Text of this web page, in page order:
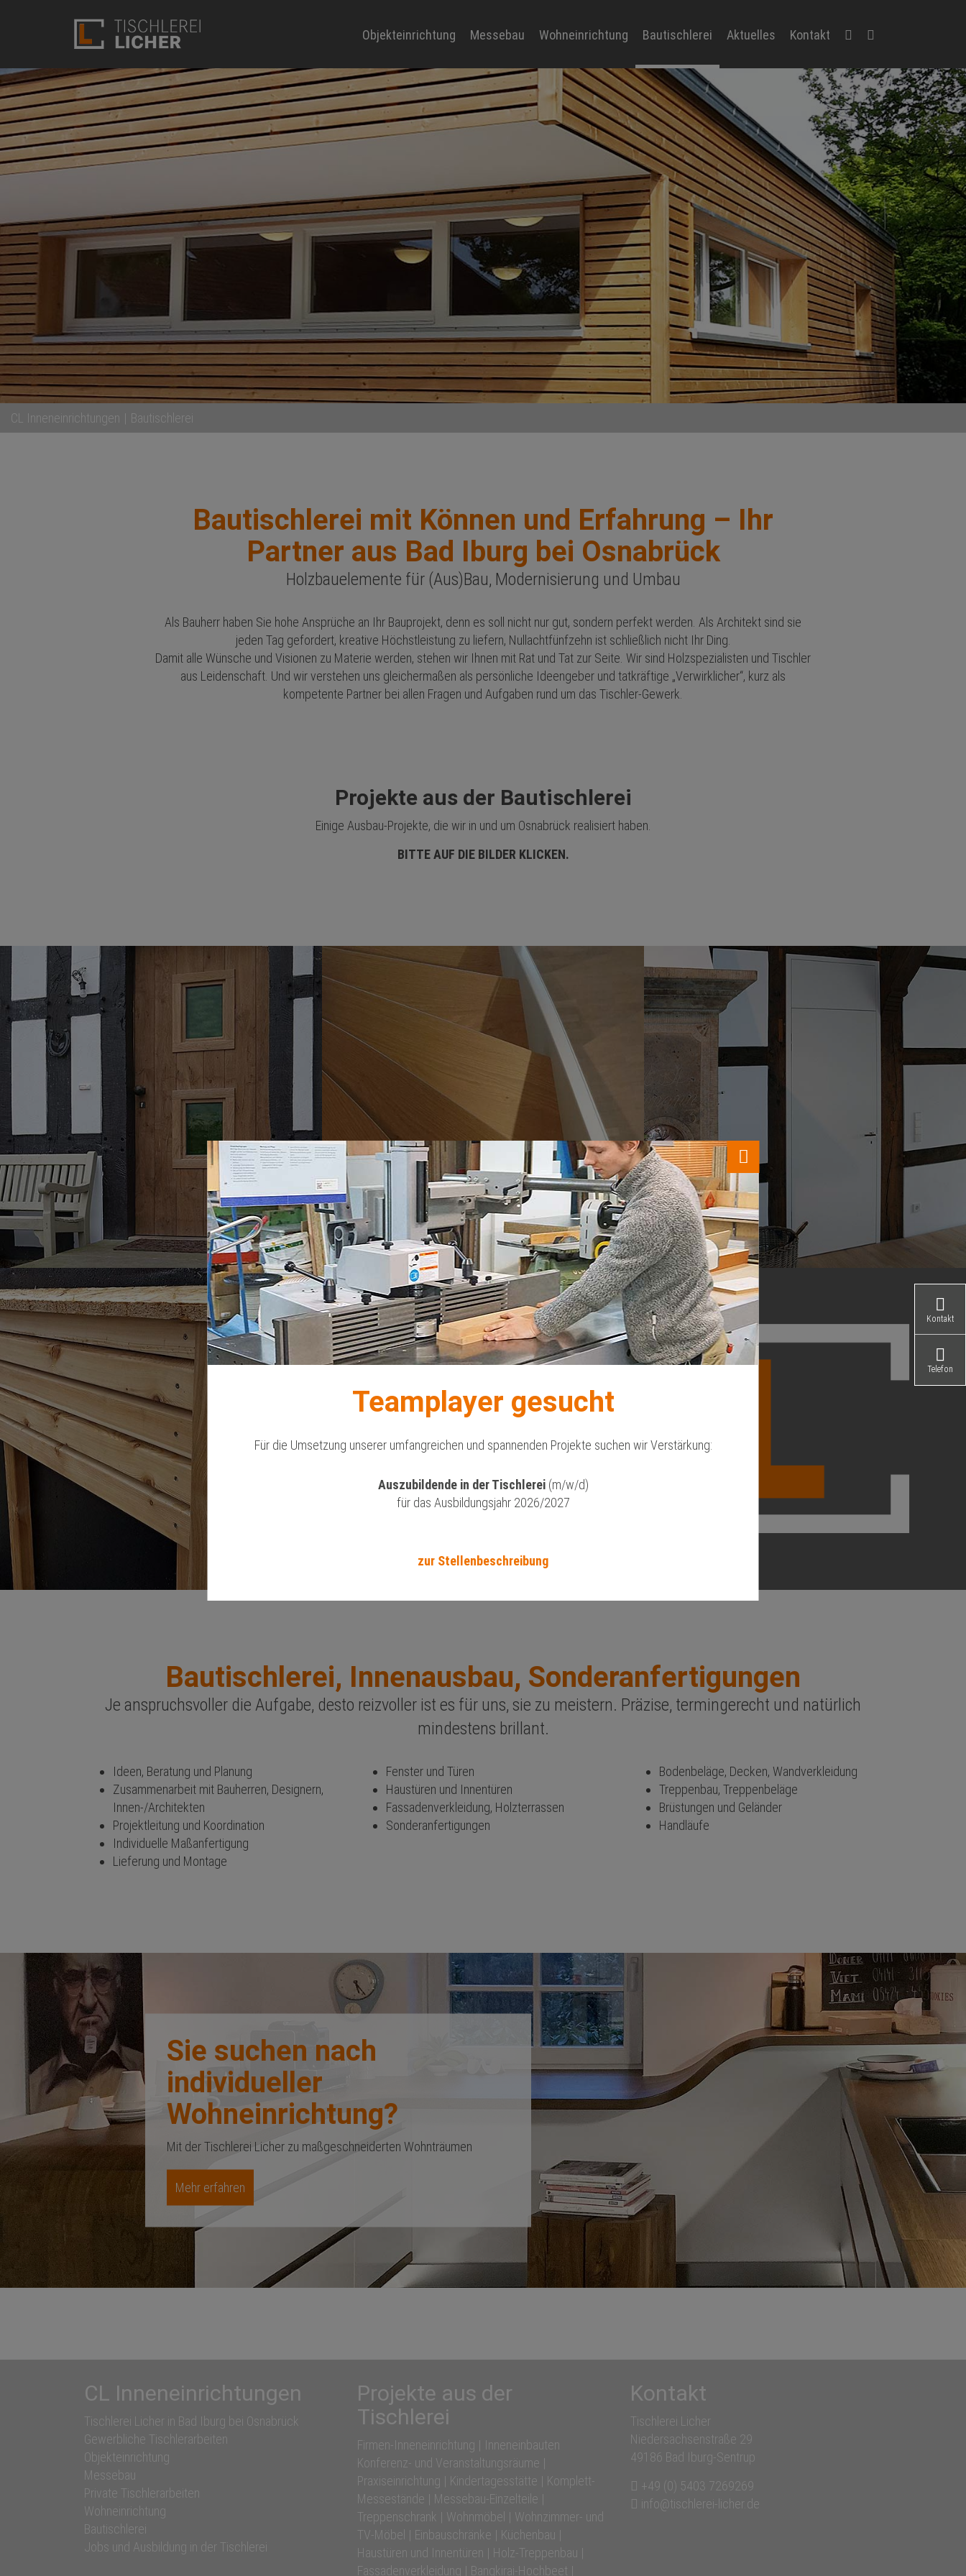
Objekteinrichtung Messebau Wohneinrichtung Bautischlerei Aktuelles Kontakt
CL Inneneinrichtungen Bautischlerei
Bautischlerei mit Können und Erfahrung – Ihr
Partner aus Bad Iburg bei Osnabrück
Holzbauelemente für (Aus)Bau, Modernisierung und Umbau
Als Bauherr haben Sie hohe Ansprüche an Ihr Bauprojekt, denn es soll nicht nur gut, sondern perfekt werden. Als Architekt sind sie
jeden Tag gefordert, kreative Höchstleistung zu liefern, Nullachtfünfzehn ist schließlich nicht Ihr Ding.
Damit alle Wünsche und Visionen zu Materie werden, stehen wir Ihnen mit Rat und Tat zur Seite. Wir sind Holzspezialisten und Tischler
aus Leidenschaft. Und wir verstehen uns gleichermaßen als persönliche Ideengeber und tatkräftige „Verwirklicher“, kurz als
kompetente Partner bei allen Fragen und Aufgaben rund um das Tischler-Gewerk.
Projekte aus der Bautischlerei
Einige Ausbau-Projekte, die wir in und um Osnabrück realisiert haben.
BITTE AUF DIE BILDER KLICKEN.
Individuell angefertigte
Haustüren vom Tischler
Treppenanlagen aus Holz in
Verbindung mit Glas und Metall
Innentüren aus der Tischlerei für
mehr Wohnlichkeit
Fassadenverkleidung in
Georgsmarienhütte – modern und
rustikal
Sonderanfertigung nach
Bautischlerei, Innenausbau, Sonderanfertigungen
Je anspruchsvoller die Aufgabe, desto reizvoller ist es für uns, sie zu meistern. Präzise, termingerecht und natürlich
mindestens brillant.
Ideen, Beratung und Planung
Zusammenarbeit mit Bauherren, Designern,
Innen-/Architekten
Projektleitung und Koordination
Individuelle Maßanfertigung
Lieferung und Montage
Fenster und Türen
Haustüren und Innentüren
Fassadenverkleidung, Holzterrassen
Sonderanfertigungen
Bodenbeläge, Decken, Wandverkleidung
Treppenbau, Treppenbeläge
Brüstungen und Geländer
Handläufe
Sie suchen nach
individueller
Wohneinrichtung?
Mit der Tischlerei Licher zu maßgeschneiderten Wohnträumen
Mehr erfahren
CL Inneneinrichtungen
Tischlerei Licher in Bad Iburg bei Osnabrück
Gewerbliche Tischlerarbeiten
Objekteinrichtung
Messebau
Private Tischlerarbeiten
Wohneinrichtung
Bautischlerei
Jobs und Ausbildung in der Tischlerei
Projekte aus der
Tischlerei
Firmen-Inneneinrichtung | Inneneinbauten
Konferenz- und Veranstaltungsräume |
Praxiseinrichtung | Kindertagesstätte | Komplett-
Messestände | Messebau-Einzelteile |
Treppenschrank | Wohnmöbel | Wohnzimmer- und
TV-Möbel | Einbauschränke | Küchenbau |
Haustüren und Innentüren | Holz-Treppenbau |
Fassadenverkleidung | Bangkirai-Hochbeet |
Kontakt
Tischlerei Licher
Niedersachsenstraße 29
49186 Bad Iburg-Sentrup
+49 (0) 5403 7269269
info@tischlerei-licher.de
Kontakt
Telefon
Teamplayer gesucht
Für die Umsetzung unserer umfangreichen und spannenden Projekte suchen wir Verstärkung:
Auszubildende in der Tischlerei(m/w/d)
für das Ausbildungsjahr 2026/2027
zur Stellenbeschreibung